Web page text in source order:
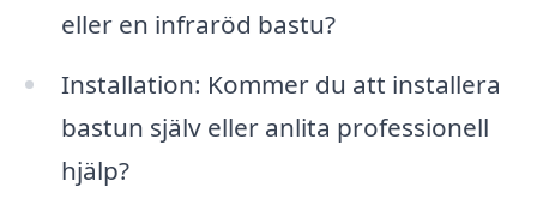
eller en infraröd bastu?
Installation: Kommer du att installera
bastun själv eller anlita professionell
hjälp?